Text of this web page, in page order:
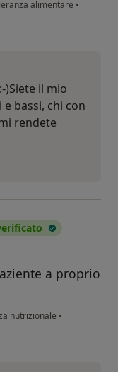
alimentare •
)Siete il mio
bassi, chi con
rendete
a proprio
nutrizionale •